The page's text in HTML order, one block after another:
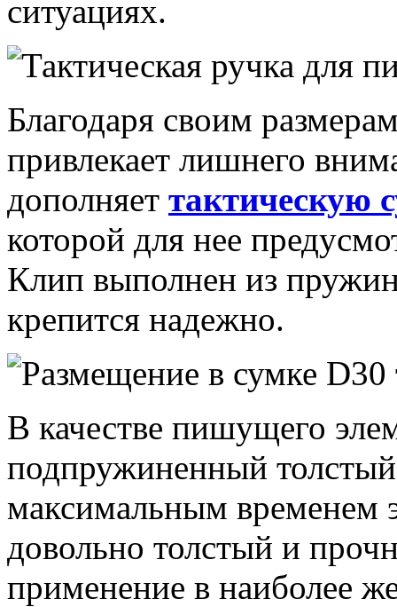
ситуациях.
Благодаря своим
привлекает лишнего
дополняет тактическую
которой для нее
Клип выполнен из
крепится надежно.
В качестве пишущего
подпружиненный
максимальным временем
довольно толстый и
применение в наиболее